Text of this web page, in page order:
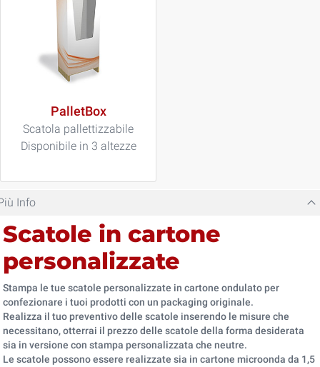
PalletBox
Scatola pallettizzabile
Disponibile in 3 altezze
Info
Scatole in cartone
personalizzate
Stampa le tue scatole personalizzate in cartone ondulato per
confezionare i tuoi prodotti con un packaging originale.
Realizza il tuo preventivo delle scatole inserendo le misure che
necessitano, otterrai il prezzo delle scatole della forma desiderata
sia in versione con stampa personalizzata che neutre.
Le scatole possono essere realizzate sia in cartone microonda da 1,5